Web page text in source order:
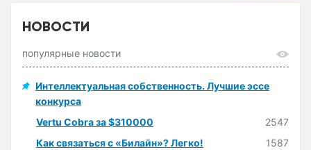
НОВОСТИ
популярные новости
Интеллектуальная собственность. Лучшие эссе
конкурса
Vertu Cobra за $310000
2547
Как связаться с «Билайн»? Легко!
1587